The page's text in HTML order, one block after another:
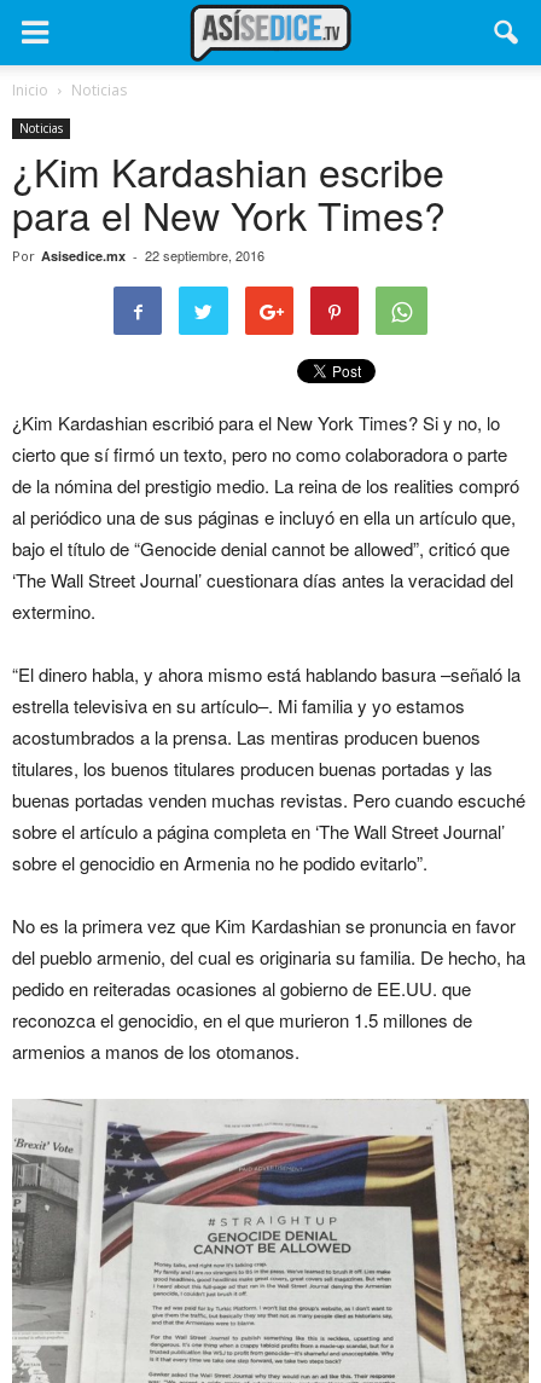
Inicio Noticias
Noticias
¿Kim Kardashian escribe
para el New York Times?
Por Asisedice.mx - 22 septiembre, 2016
¿Kim Kardashian escribió para el New York Times? Si y no, lo
cierto que sí firmó un texto, pero no como colaboradora o parte
de la nómina del prestigio medio. La reina de los realities compró
al periódico una de sus páginas e incluyó en ella un artículo que,
bajo el título de “Genocide denial cannot be allowed”, criticó que
‘The Wall Street Journal’ cuestionara días antes la veracidad del
extermino.
“El dinero habla, y ahora mismo está hablando basura –señaló la
estrella televisiva en su artículo–. Mi familia y yo estamos
acostumbrados a la prensa. Las mentiras producen buenos
titulares, los buenos titulares producen buenas portadas y las
buenas portadas venden muchas revistas. Pero cuando escuché
sobre el artículo a página completa en ‘The Wall Street Journal’
sobre el genocidio en Armenia no he podido evitarlo”.
No es la primera vez que Kim Kardashian se pronuncia en favor
del pueblo armenio, del cual es originaria su familia. De hecho, ha
pedido en reiteradas ocasiones al gobierno de EE.UU. que
reconozca el genocidio, en el que murieron 1.5 millones de
armenios a manos de los otomanos.